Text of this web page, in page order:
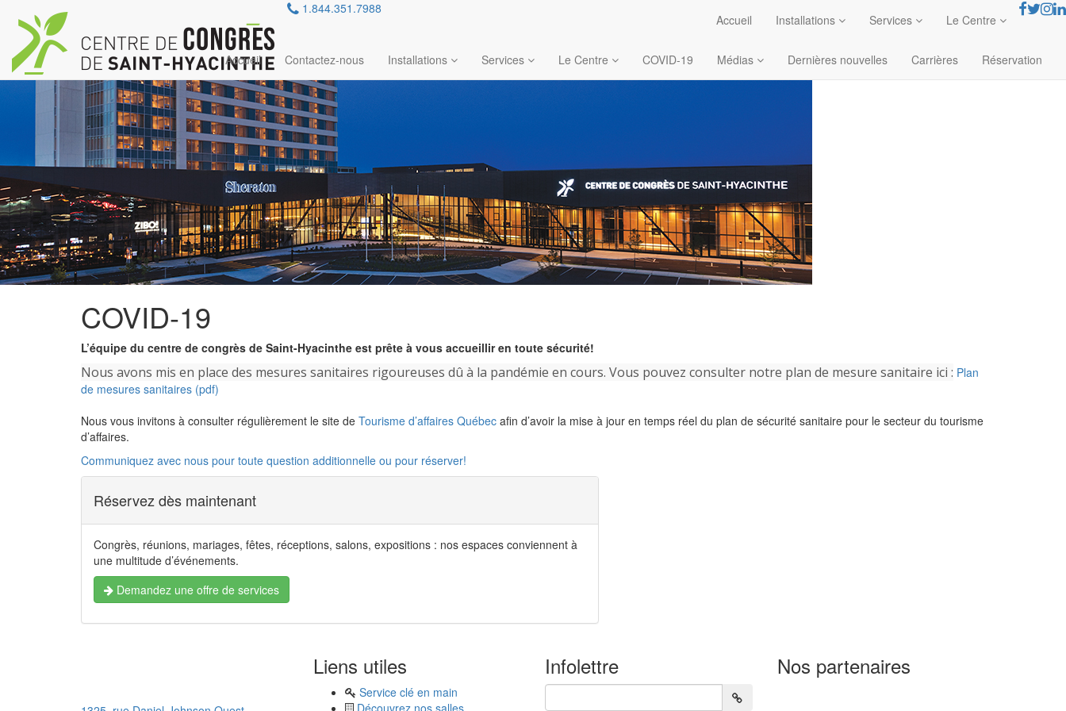
Carrières
Réservation
Contactez-nous
EN
1.844.351.7988
Accueil Installations Services Le Centre
Accueil Contactez-nous Installations Services Le Centre COVID-19 Médias Dernières nouvelles Carrières Réservation
COVID-19
L’équipe du centre de congrès de Saint-Hyacinthe est prête à vous accueillir en toute sécurité!
Nous avons mis en place des mesures sanitaires rigoureuses dû à la pandémie en cours. Vous pouvez consulter notre plan de mesure sanitaire ici : Plan
de mesures sanitaires (pdf)
Nous vous invitons à consulter régulièrement le site de Tourisme d’affaires Québec afin d’avoir la mise à jour en temps réel du plan de sécurité sanitaire pour le secteur du tourisme
d’affaires.
Communiquez avec nous pour toute question additionnelle ou pour réserver!
Réservez dès maintenant
Congrès, réunions, mariages, fêtes, réceptions, salons, expositions : nos espaces conviennent à
une multitude d’événements.
Demandez une offre de services
Liens utiles
Service clé en main
Découvrez nos salles
Infolettre Nos partenaires